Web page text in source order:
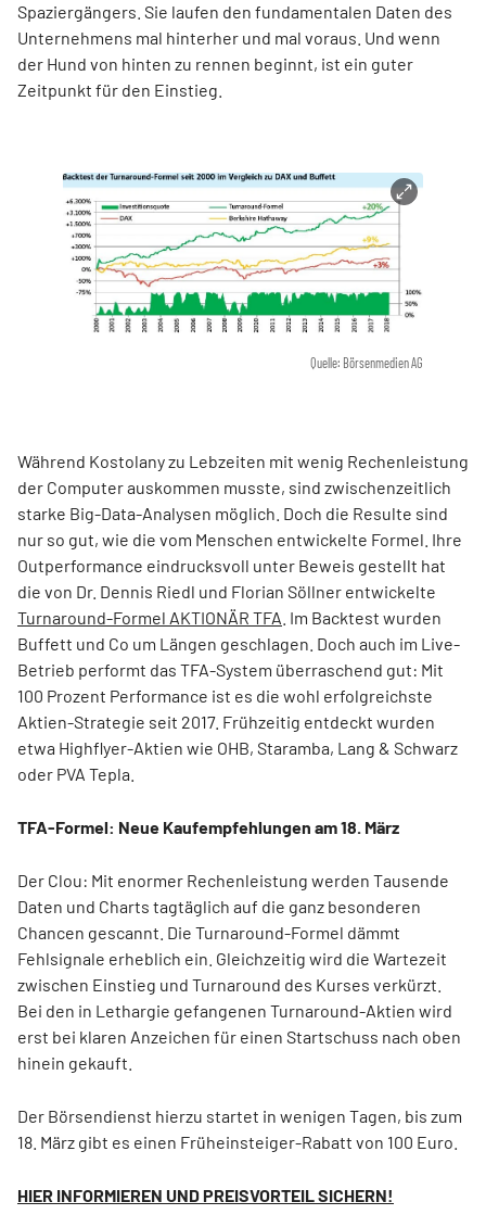
Spaziergängers. Sie laufen den fundamentalen Daten des
Unternehmens mal hinterher und mal voraus. Und wenn
der Hund von hinten zu rennen beginnt, ist ein guter
Zeitpunkt für den Einstieg.
Quelle: Börsenmedien AG
Während Kostolany zu Lebzeiten mit wenig Rechenleistung
der Computer auskommen musste, sind zwischenzeitlich
starke Big-Data-Analysen möglich. Doch die Resulte sind
nur so gut, wie die vom Menschen entwickelte Formel. Ihre
Outperformance eindrucksvoll unter Beweis gestellt hat
die von Dr. Dennis Riedl und Florian Söllner entwickelte
Turnaround-Formel AKTIONÄR TFA . Im Backtest wurden
Buffett und Co um Längen geschlagen. Doch auch im Live-
Betrieb performt das TFA-System überraschend gut: Mit
100 Prozent Performance ist es die wohl erfolgreichste
Aktien-Strategie seit 2017. Frühzeitig entdeckt wurden
etwa Highflyer-Aktien wie OHB, Staramba, Lang & Schwarz
oder PVA Tepla.
TFA-Formel: Neue Kaufempfehlungen am 18. März
Der Clou: Mit enormer Rechenleistung werden Tausende
Daten und Charts tagtäglich auf die ganz besonderen
Chancen gescannt. Die Turnaround-Formel dämmt
Fehlsignale erheblich ein. Gleichzeitig wird die Wartezeit
zwischen Einstieg und Turnaround des Kurses verkürzt.
Bei den in Lethargie gefangenen Turnaround-Aktien wird
erst bei klaren Anzeichen für einen Startschuss nach oben
hinein gekauft.
Der Börsendienst hierzu startet in wenigen Tagen, bis zum
18. März gibt es einen Früheinsteiger-Rabatt von 100 Euro.
HIER INFORMIEREN UNDPREISVORTEIL SICHERN!